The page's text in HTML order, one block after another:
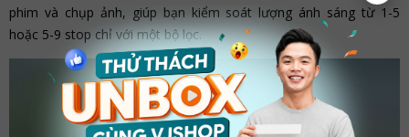
phim và chụp ảnh, giúp bạn kiểm soát lượng ánh sáng từ 1-5
hoặc 5-9 stop chỉ với một bộ lọc.